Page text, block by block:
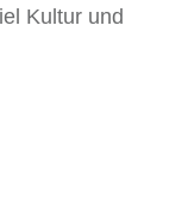
Kultur und